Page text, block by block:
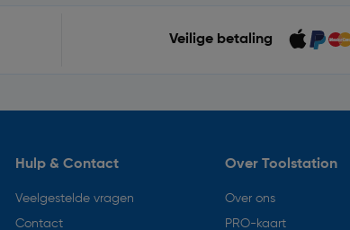
Veilige betaling
Hulp & Contact
Veelgestelde vragen
Contact
Over Toolstation
Over ons
PRO-kaart